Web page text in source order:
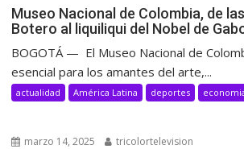
Museo Nacional de Colombia, de
Botero al liquiliqui del Nobel de
BOGOTÁ — El Museo Nacional de
esencial para los amantes del arte,...
actualidad América Latina deportes
marzo 14, 2025 tricolortelevision